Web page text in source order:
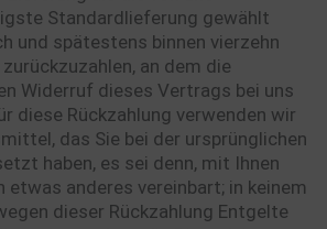
Standardlieferung gewählt
und spätestens binnen vierzehn
an dem die
Widerruf dieses Vertrags bei uns
diese Rückzahlung verwenden wir
das Sie bei der ursprünglichen
haben, es sei denn, mit Ihnen
etwas anderes vereinbart; in keinem
dieser Rückzahlung Entgelte